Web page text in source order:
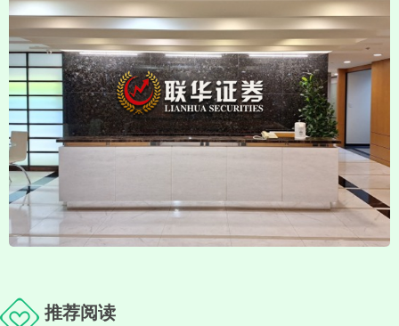
推荐阅读